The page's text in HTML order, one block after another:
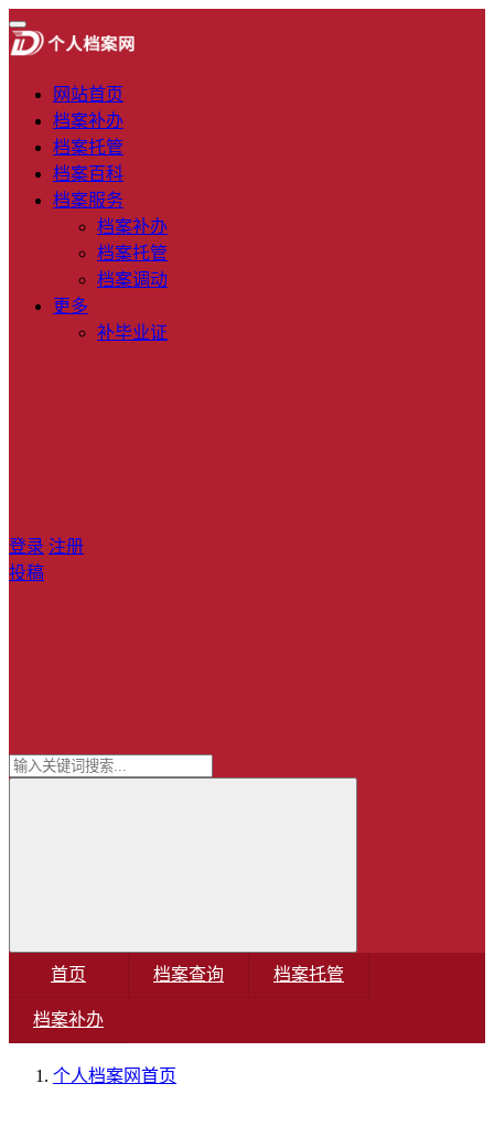
网站首页
档案补办
档案托管
档案百科
档案服务
档案补办
档案托管
档案调动
更多
补毕业证
登录 注册
投稿
首页 档案查询 档案托管
档案补办
个人档案网首页